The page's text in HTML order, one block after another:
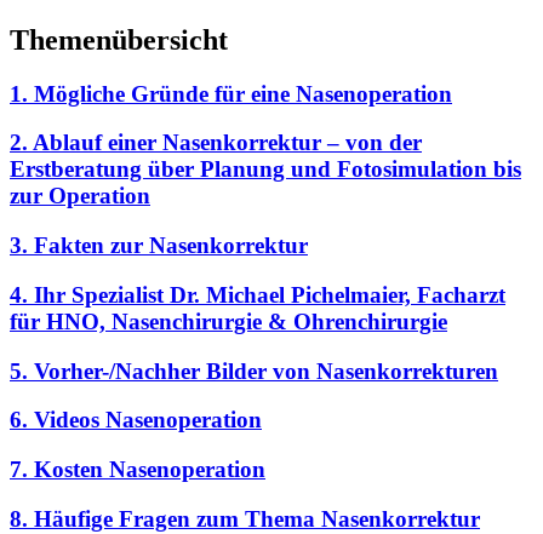
Themenübersicht
1. Mögliche Gründe für eine Nasenoperation
2. Ablauf einer Nasenkorrektur – von der
Erstberatung über Planung und Fotosimulation bis
zur Operation
3. Fakten zur Nasenkorrektur
4. Ihr Spezialist Dr. Michael Pichelmaier, Facharzt
für HNO, Nasenchirurgie & Ohrenchirurgie
5. Vorher-/Nachher Bilder von Nasenkorrekturen
6. Videos Nasenoperation
7. Kosten Nasenoperation
8. Häufige Fragen zum Thema Nasenkorrektur